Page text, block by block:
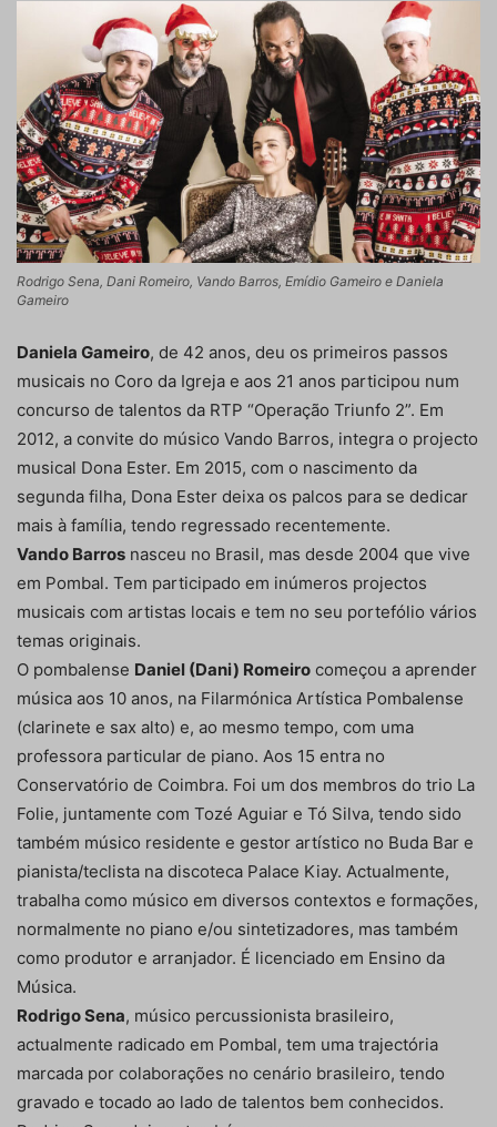
Rodrigo Sena, Dani Romeiro, Vando Barros, Emídio Gameiro e Daniela
Gameiro
Daniela Gameiro, de 42 anos, deu os primeiros passos
musicais no Coro da Igreja e aos 21 anos participou num
concurso de talentos da RTP “Operação Triunfo 2”. Em
2012, a convite do músico Vando Barros, integra o projecto
musical Dona Ester. Em 2015, com o nascimento da
segunda filha, Dona Ester deixa os palcos para se dedicar
mais à família, tendo regressado recentemente.
Vando Barros nasceu no Brasil, mas desde 2004 que vive
em Pombal. Tem participado em inúmeros projectos
musicais com artistas locais e tem no seu portefólio vários
temas originais.
O pombalense Daniel (Dani) Romeiro começou a aprender
música aos 10 anos, na Filarmónica Artística Pombalense
(clarinete e sax alto) e, ao mesmo tempo, com uma
professora particular de piano. Aos 15 entra no
Conservatório de Coimbra. Foi um dos membros do trio La
Folie, juntamente com Tozé Aguiar e Tó Silva, tendo sido
também músico residente e gestor artístico no Buda Bar e
pianista/teclista na discoteca Palace Kiay. Actualmente,
trabalha como músico em diversos contextos e formações,
normalmente no piano e/ou sintetizadores, mas também
como produtor e arranjador. É licenciado em Ensino da
Música.
Rodrigo Sena, músico percussionista brasileiro,
actualmente radicado em Pombal, tem uma trajectória
marcada por colaborações no cenário brasileiro, tendo
gravado e tocado ao lado de talentos bem conhecidos.